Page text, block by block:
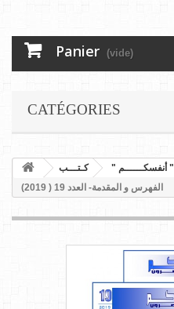
Panier (vide)
CATÉGORIES
كـتـــب " أنفسكــــــم "
الفهرس و المقدمة- العدد 19 ( 2019)